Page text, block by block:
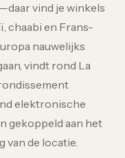
vind je winkels
chaabi en Frans-
nauwelijks
vindt rond La
elektronische
gekoppeld aan het
de locatie.